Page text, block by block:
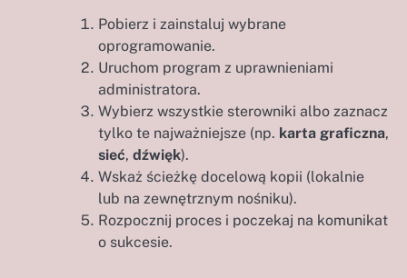
Pobierz i zainstaluj wybrane
oprogramowanie.
Uruchom program z uprawnieniami
administratora.
Wybierz wszystkie sterowniki albo zaznacz
tylko te najważniejsze (np. karta graficzna,
sieć, dźwięk).
Wskaż ścieżkę docelową kopii (lokalnie
lub na zewnętrznym nośniku).
Rozpocznij proces i poczekaj na komunikat
o sukcesie.